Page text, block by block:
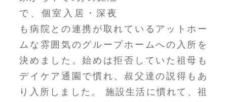
で、個室入居・深夜
も病院との連携が取れているアットホー
ムな雰囲気のグループホームへの入所を
決めました。始めは拒否していた祖母も
デイケア通園で慣れ、叔父達の説得もあ
り入所しました。 施設生活に慣れて、祖